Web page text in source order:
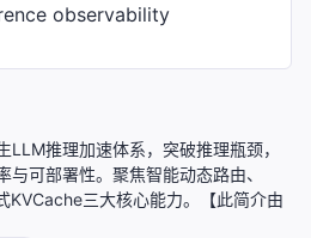
observability
推理加速体系，突破推理瓶颈，
可部署性。聚焦智能动态路由、
KVCache三大核心能力。【此简介由